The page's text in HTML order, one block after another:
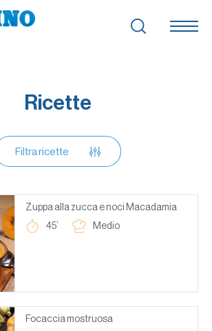
Ricette
Filtra ricette
Zuppa alla zucca e noci Macadamia
45’
Medio
Focaccia mostruosa